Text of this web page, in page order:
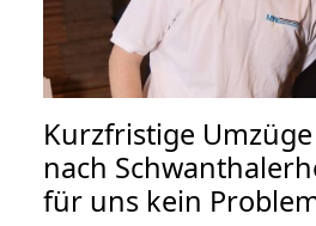
Kurzfristige
nach
für uns kein